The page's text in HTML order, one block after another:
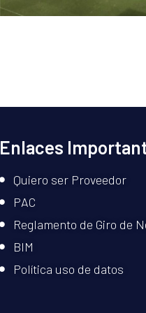
Enlaces
Quiero ser Proveedor
PAC
Reglamento de Giro de
BIM
Política uso de datos